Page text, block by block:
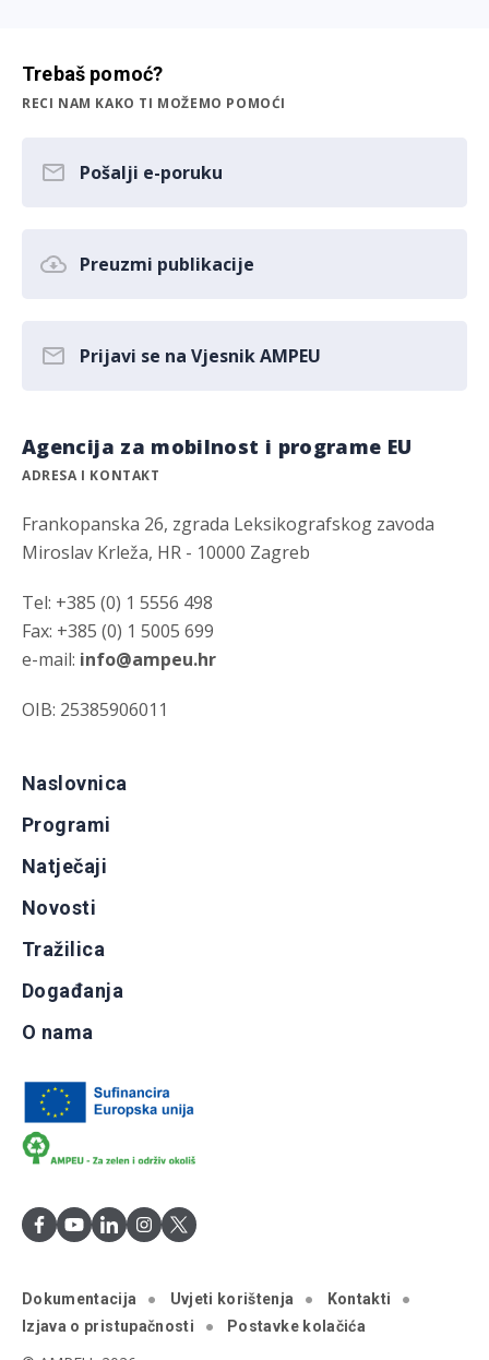
Trebaš pomoć?
RECI NAM KAKO TI MOŽEMO POMOĆI
Pošalji e-poruku
Preuzmi publikacije
Prijavi se na Vjesnik AMPEU
Agencija za mobilnost i programe EU
ADRESA I KONTAKT
Frankopanska 26, zgrada Leksikografskog zavoda
Miroslav Krleža, HR - 10000 Zagreb
Tel: +385 (0) 1 5556 498
Fax: +385 (0) 1 5005 699
e-mail: info@ampeu.hr
OIB: 25385906011
Naslovnica
Programi
Natječaji
Novosti
Tražilica
Događanja
O nama
Dokumentacija Uvjeti korištenja
Kontakti
Izjava o pristupačnosti
Postavke kolačića